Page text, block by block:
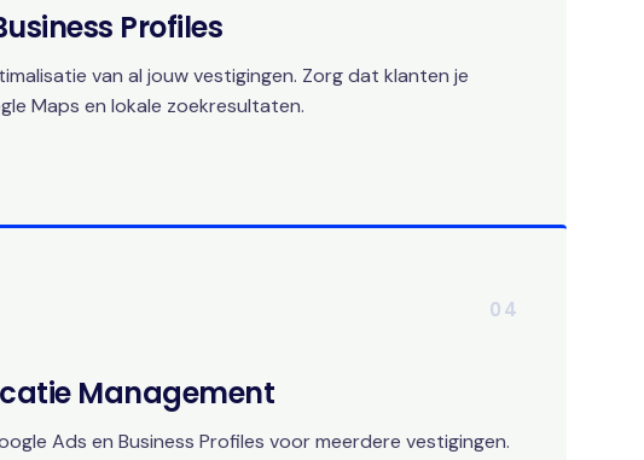
Profiles
van al jouw vestigingen. Zorg dat klanten je
Maps en lokale zoekresultaten.
04
Management
Ads en Business Profiles voor meerdere vestigingen.